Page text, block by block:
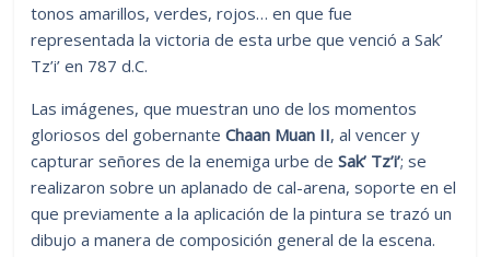
tonos amarillos, verdes, rojos… en que fue
representada la victoria de esta urbe que venció a Sak’
Tz’i’ en 787 d.C.
Las imágenes, que muestran uno de los momentos
gloriosos del gobernanteChaan Muan II, al vencer y
capturar señores de la enemiga urbe deSak’ Tz’i’; se
realizaron sobre un aplanado de cal-arena, soporte en el
que previamente a la aplicación de la pintura se trazó un
dibujo a manera de composición general de la escena.